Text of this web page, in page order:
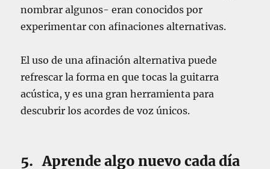
nombrar algunos- eran conocidos por
experimentar con afinaciones alternativas.
El uso de una afinación alternativa puede
refrescar la forma en que tocas la guitarra
acústica, y es una gran herramienta para
descubrir los acordes de voz únicos.
5. Aprende algo nuevo cada día